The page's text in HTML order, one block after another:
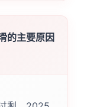
的主要原因